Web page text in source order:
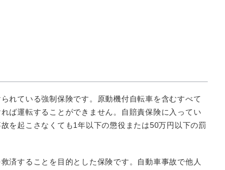
れている強制保険です。原動機付自転車を含むすべて
ば運転することができません。自賠責保険に入ってい
を起こさなくても1年以下の懲役または50万円以下の罰
済することを目的とした保険です。自動車事故で他人